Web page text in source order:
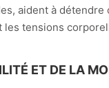
aident à
les tensions
ET DE LA